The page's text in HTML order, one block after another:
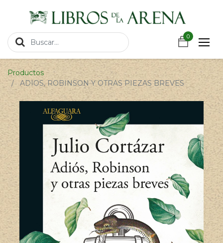
0
0
Productos
ADIOS, ROBINSON Y OTRAS PIEZAS BREVES